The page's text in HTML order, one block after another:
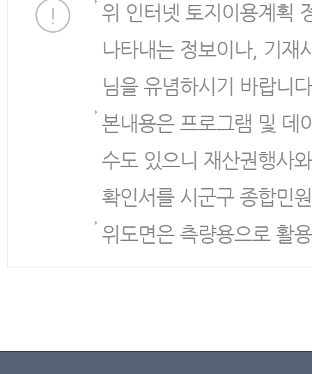
위 인터넷 토지이용계획
나타내는 정보이나, 기재
님을 유념하시기 바랍니
본내용은 프로그램 및 데
수도 있으니 재산권행사
확인서를 시군구 종합민
위도면은 측량용으로 활